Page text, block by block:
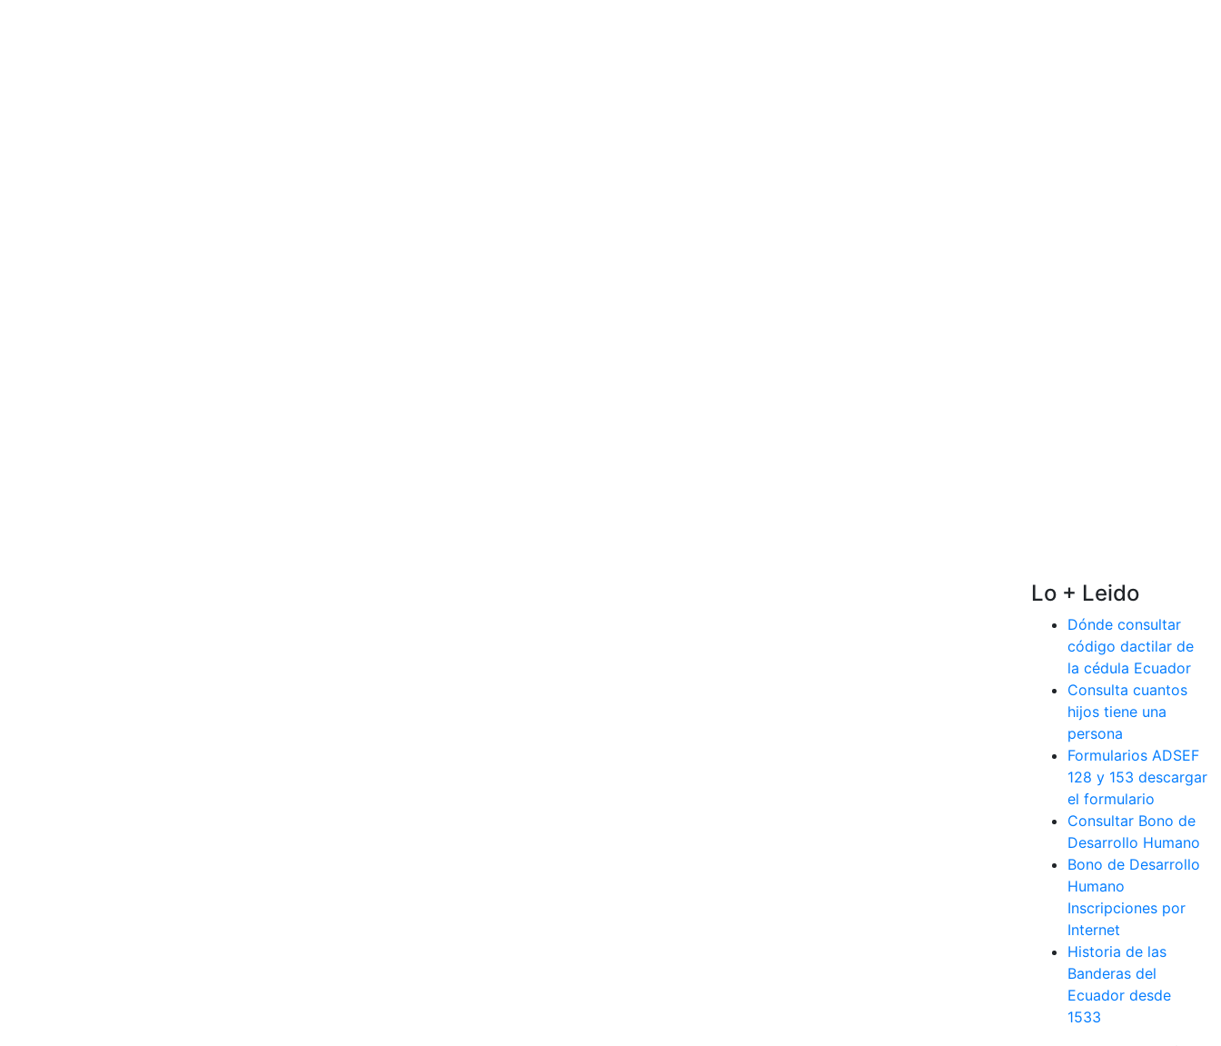
Lo + Leido
Dónde consultar
código dactilar de
la cédula Ecuador
Consulta cuantos
hijos tiene una
persona
Formularios ADSEF
128 y 153 descargar
el formulario
Consultar Bono de
Desarrollo Humano
Bono de Desarrollo
Humano
Inscripciones por
Internet
Historia de las
Banderas del
Ecuador desde
1533